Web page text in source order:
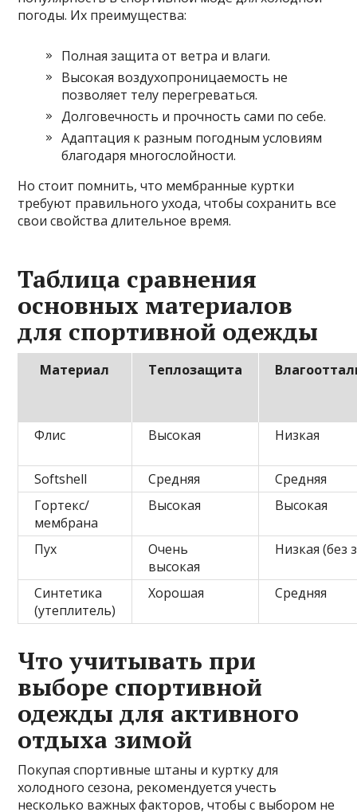
погоды. Их преимущества:
Полная защита от ветра и влаги.
Высокая воздухопроницаемость не
позволяет телу перегреваться.
Долговечность и прочность сами по себе.
Адаптация к разным погодным условиям
благодаря многослойности.
Но стоит помнить, что мембранные куртки
требуют правильного ухода, чтобы сохранить все
свои свойства длительное время.
Таблица сравнения
основных материалов
для спортивной одежды
Материал Теплозащита
Флис Высокая Низкая
Softshell Средняя
Средняя
Гортекс/
мембрана
Высокая Высокая
Пух
Очень
высокая
Низкая (без
Синтетика
(утеплитель)
Хорошая Средняя
Что учитывать при
выборе спортивной
одежды для активного
отдыха зимой
Покупая спортивные штаны и куртку для
холодного сезона, рекомендуется учесть
несколько важных факторов, чтобы с выбором не